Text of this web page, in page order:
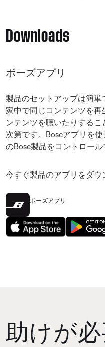
Downloads
ボーズアプリ
製品のセットアップは簡単
家中で同じコンテンツを再
ンテンツを聴いたりする
次第です。Boseアプリを
のBose製品をコントロール
今すぐ製品のアプリをダウ
ボーズアプリ
助けが